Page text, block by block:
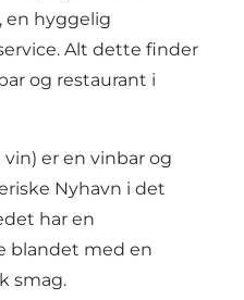
en hyggelig
Alt dette finder
og restaurant i
er en vinbar og
Nyhavn i det
har en
blandet med en
smag.